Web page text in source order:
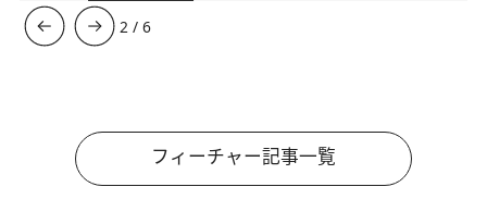
3 /6
フィーチャー記事一覧